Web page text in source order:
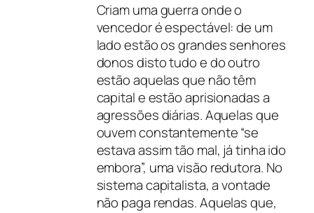
Criam uma guerra onde o
vencedor é espectável: de um
lado estão os grandes senhores
donos disto tudo e do outro
estão aquelas que não têm
capital e estão aprisionadas a
agressões diárias. Aquelas que
ouvem constantemente “se
estava assim tão mal, já tinha ido
embora”, uma visão redutora. No
sistema capitalista, a vontade
não paga rendas. Aquelas que,